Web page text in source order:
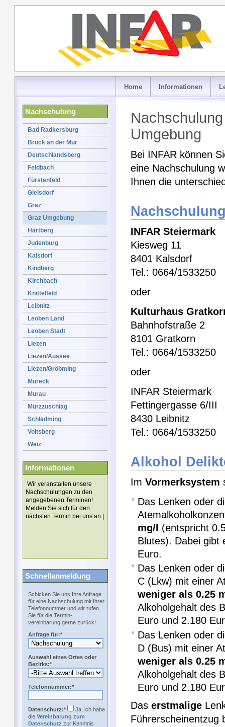
Home Informationen
Nachschulung
Bad Radkersburg
Bruck an der Mur
Deutschlandsberg
Feldbach
Fürstenfeld
Gleisdorf
Graz
Graz Umgebung
Hartberg
Judenburg
Kalsdorf
Kindberg
Kirchbach
Knittelfeld
Leibnitz
Leoben Land
Leoben Stadt
Liezen
Liezen/Aussee
Liezen/Gröbming
Mureck
Murau
Mürzzuschlag
Schladming
Voitsberg
Weiz
Informationen
Wir veranstalten unsere
Nachschulungen zu den
angegebenen Terminen!
Melden Sie sich für den
nächsten Termin bei uns an.|
Schnellanmeldung
Schicken Sie uns Ihre Anfrage
für eine Nachschulung mit Ihrer
Telefonnummer und wir rufen
Sie für die Termin-
vereinbarung gerne zurück!
Anfrage für:*
Auswahl eines Ortes oder
Bezirks:*
Telefonnummer:*
Datenschutz:*
Ja, ich habe
die Vereinbarung zum
Datenschutz zur Kenntnis
Umgebung
Bei INFAR können
eine Nachschulung
Ihnen die
INFAR Steiermark
Kiesweg 11
8401 Kalsdorf
Tel.: 0664/1533250
oder
Kulturhaus
Bahnhofstraße 2
8101 Gratkorn
Tel.: 0664/1533250
oder
INFAR Steiermark
Fettingergasse 6/III
8430 Leibnitz
Tel.: 0664/1533250
Alkohol
Im Vormerksystem
Das Lenken oder
mg/l (entspricht
Blutes). Dabei gibt
Euro.
Das Lenken oder
C (Lkw) mit einer
weniger als 0.25
Alkoholgehalt des
Euro und 2.180
Das Lenken oder
D (Bus) mit einer
weniger als 0.25
Alkoholgehalt des
Euro und 2.180
Das erstmalige
Führerscheinentzug